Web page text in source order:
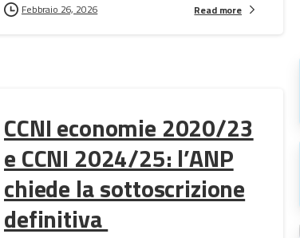
Febbraio 26, 2026 Read more
CCNI economie 2020/23
e CCNI 2024/25: l’ANP
chiede la sottoscrizione
definitiva